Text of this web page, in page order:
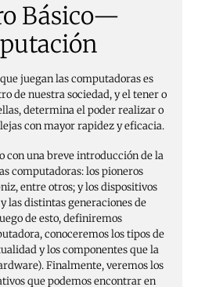
Básico—
juegan las computadoras es
de nuestra sociedad, y el tener o
determina el poder realizar o
con mayor rapidez y eficacia.
con una breve introducción de la
computadoras: los pioneros
entre otros; y los dispositivos
las distintas generaciones de
de esto, definiremos
conoceremos los tipos de
y los componentes que la
Finalmente, veremos los
que podemos encontrar en